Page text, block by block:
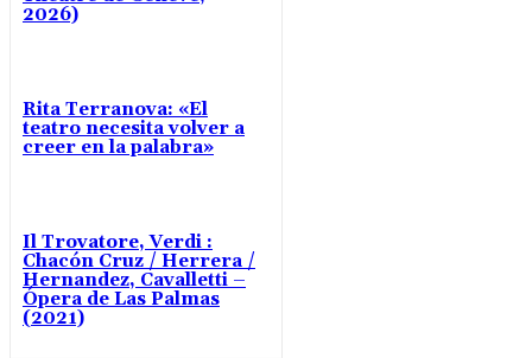
2026)
Rita Terranova: «El
teatro necesita volver a
creer en la palabra»
Il Trovatore, Verdi :
Chacón Cruz / Herrera /
Hernandez, Cavalletti –
Ópera de Las Palmas
(2021)